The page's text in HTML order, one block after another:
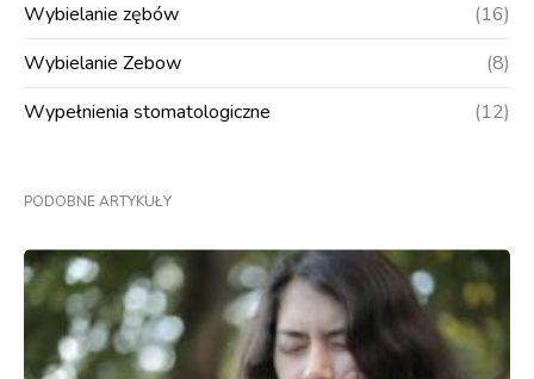
Wybielanie zębów
(16)
Wybielanie Zebow
(8)
Wypełnienia stomatologiczne
(12)
PODOBNE ARTYKUŁY